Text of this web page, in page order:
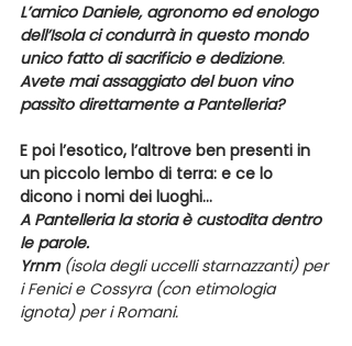
L’amico Daniele, agronomo ed enologo
dell’Isola ci condurrà in questo mondo
unico fatto di sacrificio e dedizione.
Avete mai assaggiato del buon vino
passìto direttamente a Pantelleria?
E poi l’esotico, l’altrove ben presenti in
un piccolo lembo di terra: e ce lo
dicono i nomi dei luoghi…
A Pantelleria la storia è custodita dentro
le parole.
Yrnm (isola degli uccelli starnazzanti) per
i Fenici e Cossyra (con etimologia
ignota) per i Romani.